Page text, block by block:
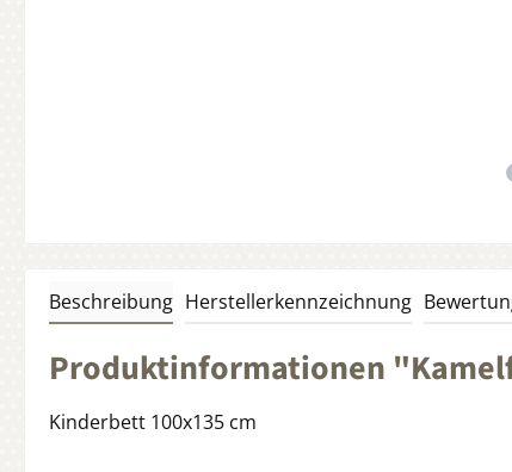
Beschreibung Herstellerkennzeichnung
Produktinformationen
Kinderbett 100x135 cm